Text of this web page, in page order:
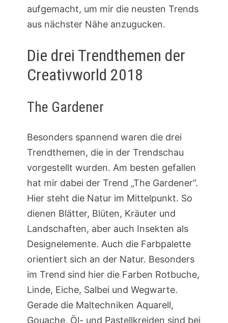
aufgemacht, um mir die neusten Trends
aus nächster Nähe anzugucken.
Die drei Trendthemen der
Creativworld 2018
The Gardener
Besonders spannend waren die drei
Trendthemen, die in der Trendschau
vorgestellt wurden. Am besten gefallen
hat mir dabei der Trend „The Gardener“.
Hier steht die Natur im Mittelpunkt. So
dienen Blätter, Blüten, Kräuter und
Landschaften, aber auch Insekten als
Designelemente. Auch die Farbpalette
orientiert sich an der Natur. Besonders
im Trend sind hier die Farben Rotbuche,
Linde, Eiche, Salbei und Wegwarte.
Gerade die Maltechniken Aquarell,
Gouache, Öl- und Pastellkreiden sind bei